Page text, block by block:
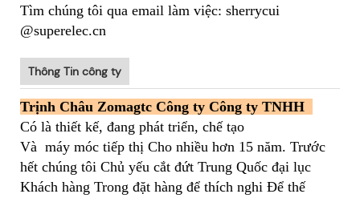
Tìm chúng tôi qua email làm việc: sherrycui
@superelec.cn
Thông Tin công ty
Trịnh Châu Zomagtc Công ty Công ty TNHH
Có là thiết kế, đang phát triển, chế tạo
Và máy móc tiếp thị Cho nhiều hơn 15 năm. Trước
hết chúng tôi Chủ yếu cắt đứt Trung Quốc đại lục
Khách hàng Trong đặt hàng để thích nghi Để thế